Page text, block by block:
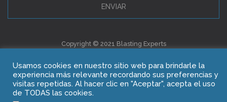
ENVIAR
Copyright © 2021 Blasting Experts
Usamos cookies en nuestro sitio web para brindarle la
experiencia más relevante recordando sus preferencias y
visitas repetidas. Al hacer clic en "Aceptar", acepta el uso
de TODAS las cookies.